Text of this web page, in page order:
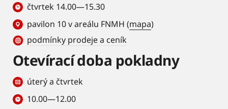
čtvrtek 14.00—15.30
pavilon 10 v areálu FNMH (mapa)
podmínky prodeje a ceník
Otevírací doba pokladny
úterý a čtvrtek
10.00—12.00